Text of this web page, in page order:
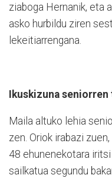
ziaboga Hernanik, eta
asko hurbildu ziren
lekeitiarrengana.
Ikuskizuna seniorren
Maila altuko lehia
zen. Oriok irabazi
48 ehunenekotara
sailkatua segundu